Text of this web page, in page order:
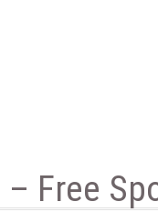
– Free